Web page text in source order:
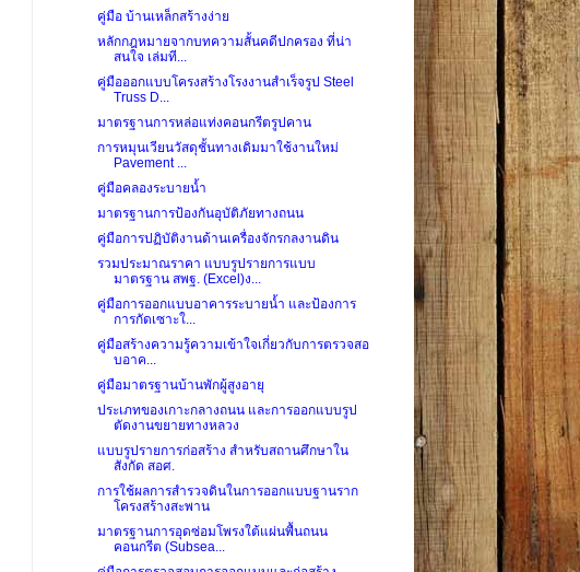
คู่มือ บ้านเหล็กสร้างง่าย
หลักกฎหมายจากบทความสั้นคดีปกครอง ที่น่า
สนใจ เล่มที...
คู่มือออกแบบโครงสร้างโรงงานสำเร็จรูป Steel
Truss D...
มาตรฐานการหล่อแท่งคอนกรีตรูปคาน
การหมุนเวียนวัสดุชั้นทางเดิมมาใช้งานใหม่
Pavement ...
คู่มือคลองระบายน้ำ
มาตรฐานการป้องกันอุบัติภัยทางถนน
คู่มือการปฏิบัติงานด้านเครื่องจักรกลงานดิน
รวมประมาณราคา แบบรูปรายการแบบ
มาตรฐาน สพฐ. (Excel)ง...
คู่มือการออกแบบอาคารระบายน้ำ และป้องการ
การกัดเซาะใ...
คู่มือสร้างความรู้ความเข้าใจเกี่ยวกับการตรวจสอ
บอาค...
คู่มือมาตรฐานบ้านพักผู้สูงอายุ
ประเภทของเกาะกลางถนน และการออกแบบรูป
ตัดงานขยายทางหลวง
แบบรูปรายการก่อสร้าง สำหรับสถานศึกษาใน
สังกัด สอศ.
การใช้ผลการสำรวจดินในการออกแบบฐานราก
โครงสร้างสะพาน
มาตรฐานการอุดซ่อมโพรงใต้แผ่นพื้นถนน
คอนกรีต (Subsea...